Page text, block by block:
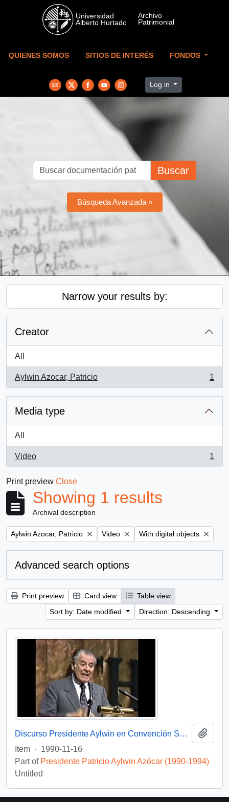
Skip to main content
QUIENES SOMOS SITIOS DE INTERÉS FONDOS
Log in
Buscar
Búsqueda Avanzada »
Narrow your results by:
Creator
All
Aylwin Azocar, Patricio
, 1 results
1
Media type
All
Video
, 1 results
1
Print preview Close
Showing 1 results
Archival description
Remove filter:
Aylwin Azocar, Patricio Remove filter:
Video Remove filter:
With digital objects
Advanced search options
Print preview Card view
Table view
Sort by: Date modified
Direction: Descending
Discurso Presidente Aylwin en Convención Santiago: Video
Item · 1990-11-16
Part of Presidente Patricio Aylwin Azócar (1990-1994)
Untitled